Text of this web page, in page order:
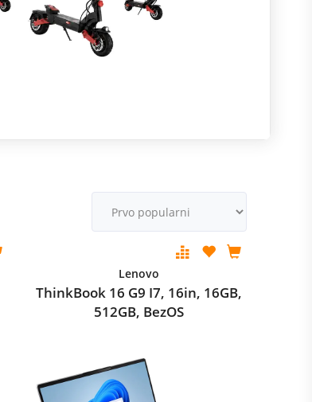
Lenovo
ThinkBook 16 G9 I7, 16in, 16GB,
512GB, BezOS